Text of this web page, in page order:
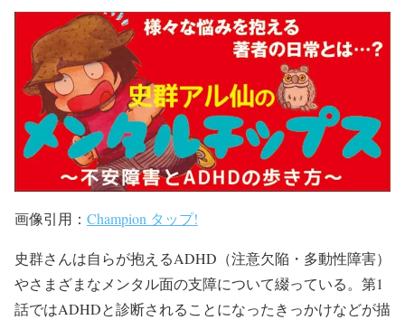
画像引用： Champion タップ!
史群さんは自らが抱えるADHD（注意欠陥・多動性障害）
やさまざまなメンタル面の支障について綴っている。第1
話ではADHDと診断されることになったきっかけなどが描